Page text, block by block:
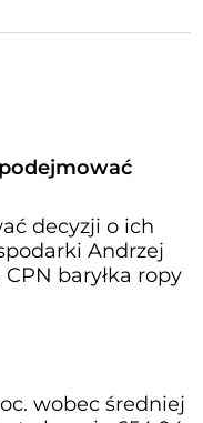
decyzji o ich
Andrzej
baryłka ropy
wobec średniej